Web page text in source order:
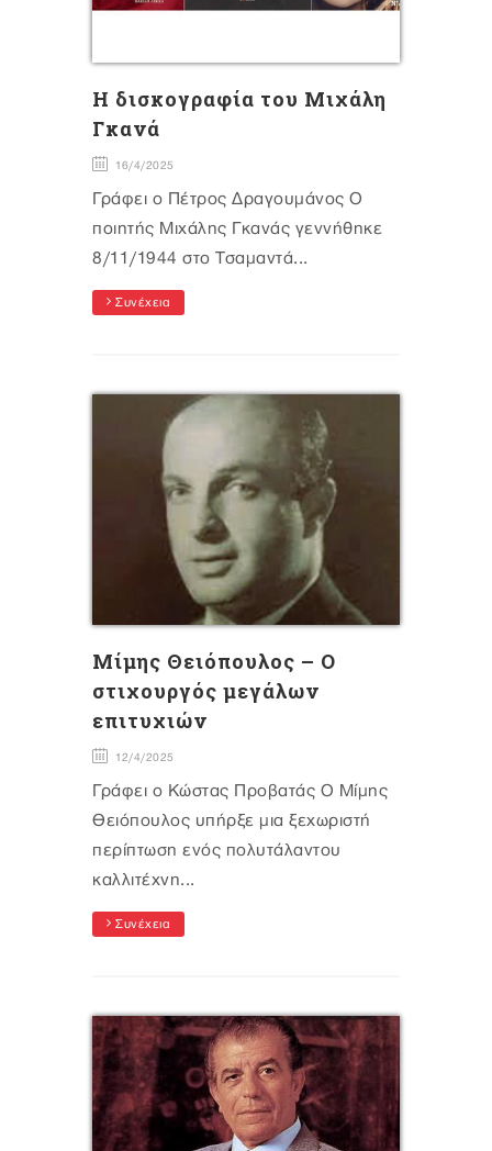
Η δισκογραφία του Μιχάλη
Γκανά
16/4/2025
Γράφει ο Πέτρος Δραγουμάνος Ο
ποιητής Μιχάλης Γκανάς γεννήθηκε
8/11/1944 στο Τσαμαντά...
Συνέχεια
Mίμης Θειόπουλος – Ο
στιχουργός μεγάλων
επιτυχιών
12/4/2025
Γράφει ο Κώστας Προβατάς Ο Μίμης
Θειόπουλος υπήρξε μια ξεχωριστή
περίπτωση ενός πολυτάλαντου
καλλιτέχνη...
Συνέχεια